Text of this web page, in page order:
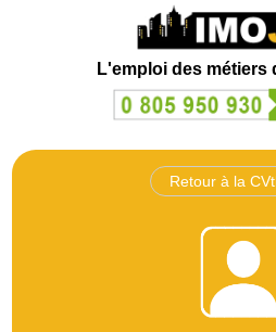
L'emploi des métiers
Retour à la